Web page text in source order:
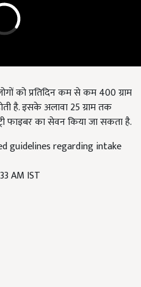
को प्रतिदिन कम से कम400ग्राम
है. इसके अलावा25ग्राम तक
फाइबर का सेवन किया जा सकता है.
guidelines regarding intake
AM IST